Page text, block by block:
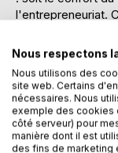
l'entrepreneuriat.
une méthode
plaquer, sans
construisant pas
alignée, stable et
Découvrez le
l'académie
plus de 1 600
Nous respectons
Nous utilisons des
site web. Certains
nécessaires. Nous
exemple des cookies
côté serveur) pour
manière dont il est
des fins de marketing